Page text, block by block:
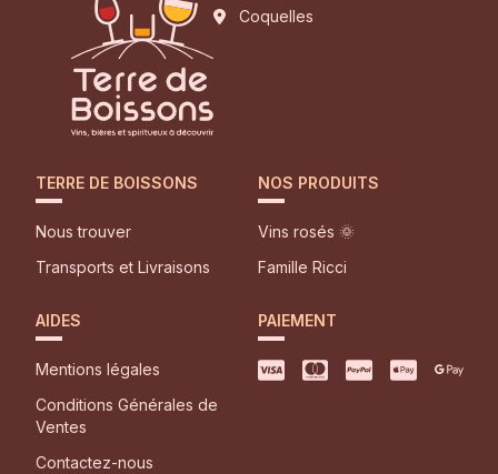
Coquelles
TERRE DE BOISSONS
Nous trouver
Transports et Livraisons
NOS PRODUITS
Vins rosés 🌞
Famille Ricci
AIDES
Mentions légales
Conditions Générales de
Ventes
Contactez-nous
PAIEMENT